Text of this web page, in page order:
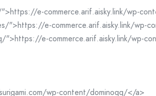
e-commerce.arif.aisky.link/wp-
">https://e-commerce.arif.aisky.link/wp-
e-commerce.arif.aisky.link/wp-
wp-content/dominoqq/</a>